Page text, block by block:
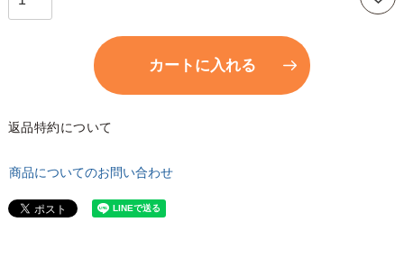
カートに入れる
返品特約について
商品についてのお問い合わせ